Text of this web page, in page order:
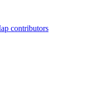
contributors